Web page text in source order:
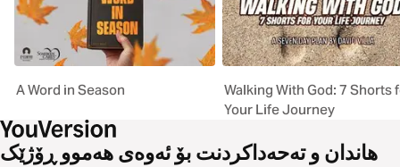
A Word in Season
Walking With God: 7 Shorts
Your Life Journey
هاندان و تەحەداکردنت بۆ ئەوەی هەموو ڕۆژێک